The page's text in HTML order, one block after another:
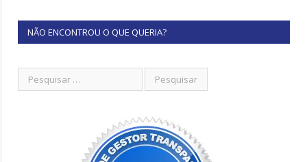
NÃO ENCONTROU O QUE QUERIA?